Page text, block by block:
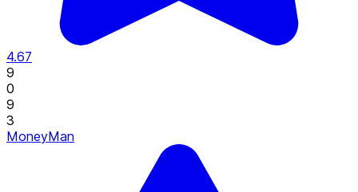
4.67
9
0
9
3
MoneyMan